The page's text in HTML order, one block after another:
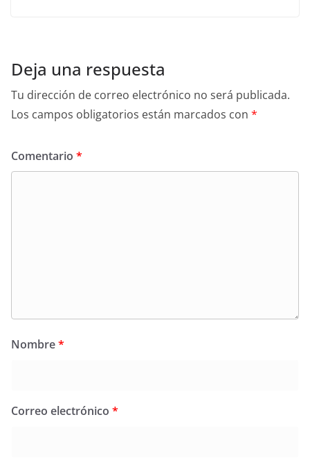
Deja una respuesta
Tu dirección de correo electrónico no será publicada.
Los campos obligatorios están marcados con *
Comentario *
Nombre*
Correo electrónico *